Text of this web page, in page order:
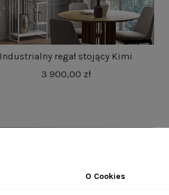
Industrialny regał stojący Kimi
3 900,00 zł
O Cookies